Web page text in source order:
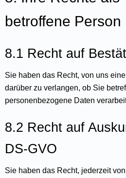
betroffene Person
8.1 Recht auf
Sie haben das Recht, von uns
darüber zu verlangen, ob Sie
personenbezogene Daten
8.2 Recht auf
DS-GVO
Sie haben das Recht, jederzeit